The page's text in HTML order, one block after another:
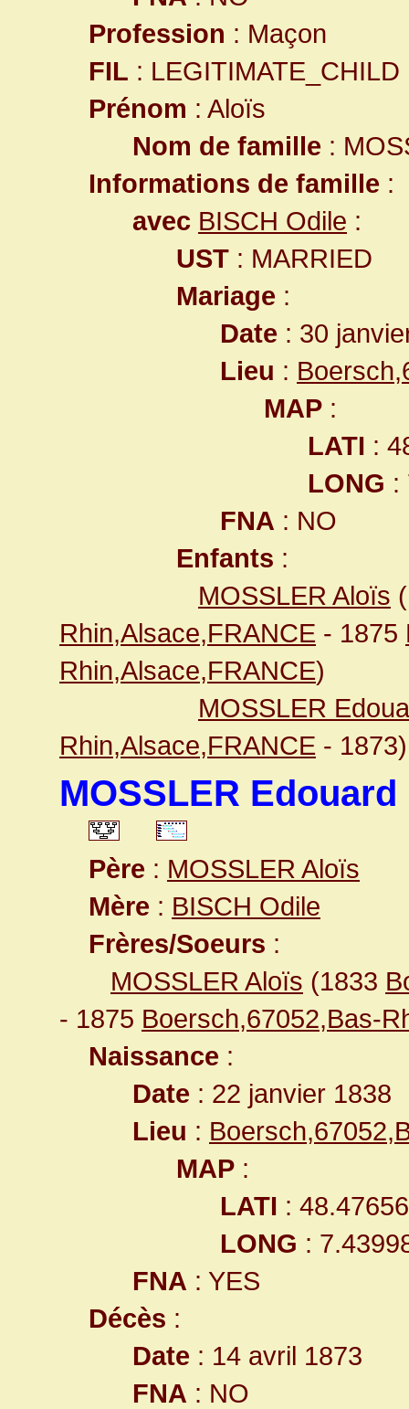
Profession : Maçon
FIL : LEGITIMATE_CHILD
Prénom : Aloïs
Nom de famille :
Informations de famille :
avec BISCH Odile :
UST : MARRIED
Mariage :
Date : 30
Lieu :
MAP :
LATI :
LONG :
FNA : NO
Enfants :
MOSSLER Aloïs
Rhin,Alsace,FRANCE - 1875
Rhin,Alsace,FRANCE)
MOSSLER
Rhin,Alsace,FRANCE - 1873)
MOSSLER Edouard
Père : MOSSLER Aloïs
Mère : BISCH Odile
Frères/Soeurs :
MOSSLER Aloïs (1833
- 1875 Boersch,67052,Bas-
Naissance :
Date : 22 janvier 1838
Lieu :
MAP :
LATI :
LONG :
FNA : YES
Décès :
Date : 14 avril 1873
FNA : NO